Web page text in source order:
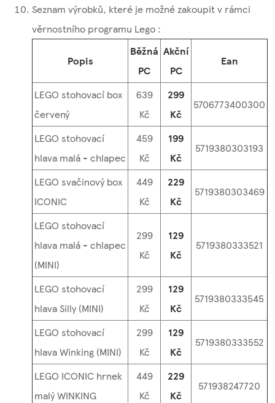
Seznam výrobků, které je možné zakoupit v rámci
věrnostního programu Lego :
Popis
Běžná
PC
Akční
PC
Ean
LEGO stohovací box
červený
639
Kč
299
Kč
5706773400300
LEGO stohovací
hlava malá - chlapec
459
Kč
199
Kč
5719380303193
LEGO svačinový box
ICONIC
449
Kč
229
Kč
5719380303469
LEGO stohovací
hlava malá - chlapec
(MINI)
299
Kč
129
Kč
5719380333521
LEGO stohovací
hlava Silly (MINI)
299
Kč
129
Kč
5719380333545
LEGO stohovací
hlava Winking (MINI)
299
Kč
129
Kč
5719380333552
LEGO ICONIC hrnek
malý WINKING
449
Kč
229
Kč
571938247720